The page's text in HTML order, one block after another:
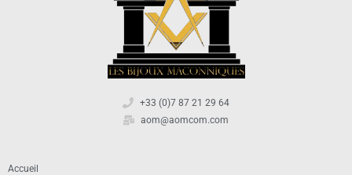
+33 (0)7 87 21 29 64
aom@aomcom.com
Accueil